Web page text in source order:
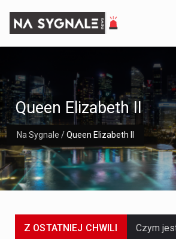
Na Sygnale /Queen Elizabeth II
Queen Elizabeth II
Z OSTATNIEJ CHWILI